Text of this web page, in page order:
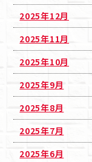
2025年12月
2025年11月
2025年10月
2025年9月
2025年8月
2025年7月
2025年6月